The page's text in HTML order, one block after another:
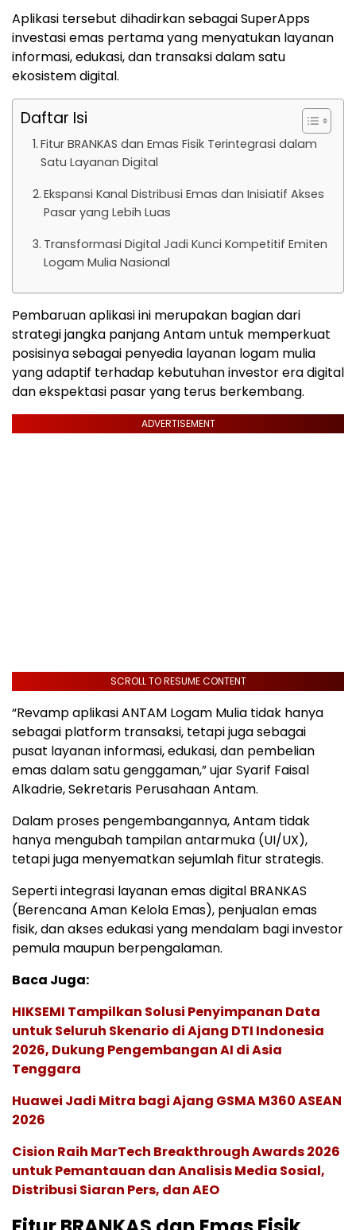
Aplikasi tersebut dihadirkan sebagai SuperApps
investasi emas pertama yang menyatukan layanan
informasi, edukasi, dan transaksi dalam satu
ekosistem digital.
Daftar Isi
Fitur BRANKAS dan Emas Fisik Terintegrasi dalam
Satu Layanan Digital
Ekspansi Kanal Distribusi Emas dan Inisiatif Akses
Pasar yang Lebih Luas
Transformasi Digital Jadi Kunci Kompetitif Emiten
Logam Mulia Nasional
Pembaruan aplikasi ini merupakan bagian dari
strategi jangka panjang Antam untuk memperkuat
posisinya sebagai penyedia layanan logam mulia
yang adaptif terhadap kebutuhan investor era digital
dan ekspektasi pasar yang terus berkembang.
ADVERTISEMENT
SCROLL TO RESUME CONTENT
“Revamp aplikasi ANTAM Logam Mulia tidak hanya
sebagai platform transaksi, tetapi juga sebagai
pusat layanan informasi, edukasi, dan pembelian
emas dalam satu genggaman,” ujar Syarif Faisal
Alkadrie, Sekretaris Perusahaan Antam.
Dalam proses pengembangannya, Antam tidak
hanya mengubah tampilan antarmuka (UI/UX),
tetapi juga menyematkan sejumlah fitur strategis.
Seperti integrasi layanan emas digital BRANKAS
(Berencana Aman Kelola Emas), penjualan emas
fisik, dan akses edukasi yang mendalam bagi investor
pemula maupun berpengalaman.
Baca Juga:
HIKSEMI Tampilkan Solusi Penyimpanan Data
untuk Seluruh Skenario di Ajang DTI Indonesia
2026, Dukung Pengembangan AI di Asia
Tenggara
Huawei Jadi Mitra bagi Ajang GSMA M360 ASEAN
2026
Cision Raih MarTech Breakthrough Awards 2026
untuk Pemantauan dan Analisis Media Sosial,
Distribusi Siaran Pers, dan AEO